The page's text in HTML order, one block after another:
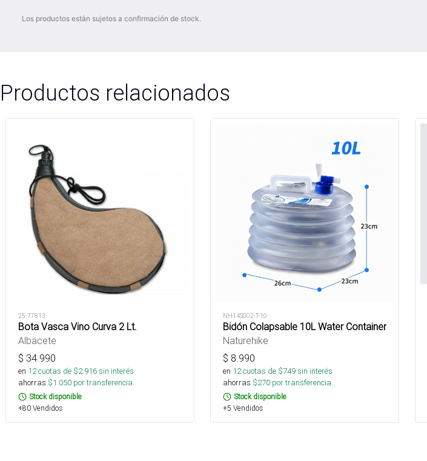
Los productos están sujetos a confirmación de stock.
Productos relacionados
25-77813
Bota Vasca Vino Curva 2 Lt.
Albacete
$ 34.990
en 12cuotas de $2.916sin interés
ahorras $1.050 por transferencia.
Stock disponible
+80 Vendidos
NH14S002-T-10
Bidón Colapsable 10L Water Container
Naturehike
$ 8.990
en 12cuotas de $749sin interés
ahorras $270 por transferencia.
Stock disponible
+5 Vendidos